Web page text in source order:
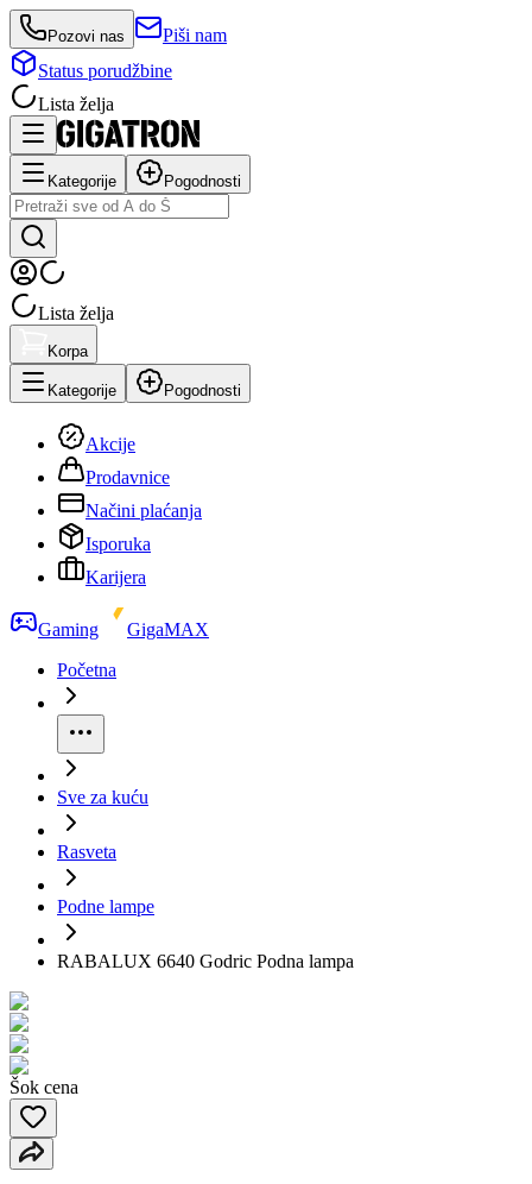
Pozovi nas
Piši nam
Status porudžbine
Lista želja
Kategorije Pogodnosti
Lista želja
Korpa
Kategorije Pogodnosti
Akcije
Prodavnice
Načini plaćanja
Isporuka
Karijera
Gaming
GigaMAX
Početna
Sve za kuću
Rasveta
Podne lampe
RABALUX 6640 Godric Podna lampa
Šok cena